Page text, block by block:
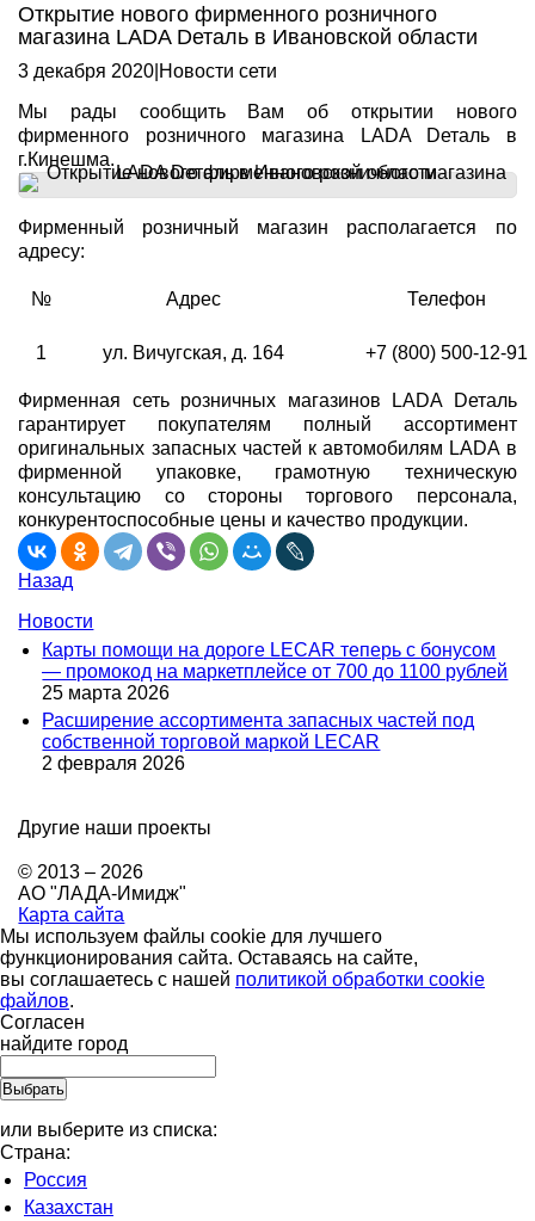
Открытие нового фирменного розничного
магазина LADA Dеталь в Ивановской области
3 декабря 2020 Новости сети
Мы рады сообщить Вам об открытии нового
фирменного розничного магазина LADA Dеталь в
г.Кинешма.
Фирменный розничный магазин располагается по
адресу:
№ Адрес Телефон
1 ул. Вичугская, д. 164 +7 (800) 500-12-91
Фирменная сеть розничных магазинов LADA Dеталь
гарантирует покупателям полный ассортимент
оригинальных запасных частей к автомобилям LADA в
фирменной упаковке, грамотную техническую
консультацию со стороны торгового персонала,
конкурентоспособные цены и качество продукции.
Назад
Новости
Карты помощи на дороге LECAR теперь с бонусом
— промокод на маркетплейсе от 700 до 1100 рублей
25 марта 2026
Расширение ассортимента запасных частей под
собственной торговой маркой LECAR
2 февраля 2026
Другие наши проекты
© 2013 – 2026
АО "ЛАДА-Имидж"
Карта сайта
Мы используем файлы cookie для лучшего
функционирования сайта. Оставаясь на сайте,
вы соглашаетесь с нашей политикой обработки cookie
файлов.
Согласен
найдите город
или выберите из списка:
Страна:
Россия
Казахстан